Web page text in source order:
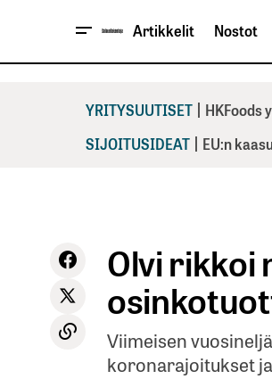
Artikkelit Nostot
YRITYSUUTISET | HKFoods
SIJOITUSIDEAT | EU:n
Olvi rikkoi
Viimeisen
koronarajoitukset